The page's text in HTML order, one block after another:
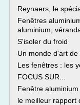
Reynaers, le
Fenêtres
aluminium,
S'isoler du froid
Un monde d'art
Les fenêtres : les
FOCUS SUR...
Fenêtre aluminium
le meilleur rapport